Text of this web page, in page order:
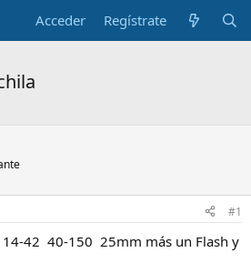
Acceder Regístrate
#1
14-42 40-150 25mm más un Flash y